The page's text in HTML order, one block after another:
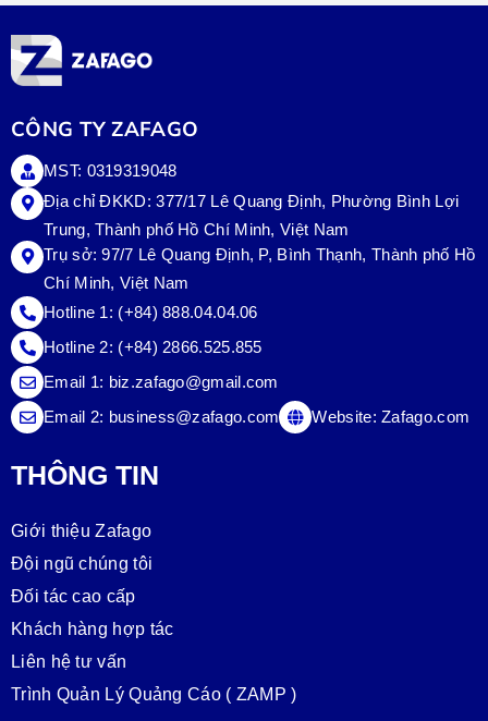
CÔNG TY ZAFAGO
MST: 0319319048
Địa chỉ ĐKKD: 377/17 Lê Quang Định, Phường Bình Lợi
Trung, Thành phố Hồ Chí Minh, Việt Nam
Trụ sở:97/7 Lê Quang Định, P, Bình Thạnh, Thành phố Hồ
Chí Minh, Việt Nam
Hotline 1: (+84) 888.04.04.06
Hotline 2: (+84) 2866.525.855
Email 1: biz.zafago@gmail.com
Email 2: business@zafago.com Website:Zafago.com
THÔNG TIN
Giới thiệu Zafago
Đội ngũ chúng tôi
Đối tác cao cấp
Khách hàng hợp tác
Liên hệ tư vấn
Trình Quản Lý Quảng Cáo ( ZAMP )